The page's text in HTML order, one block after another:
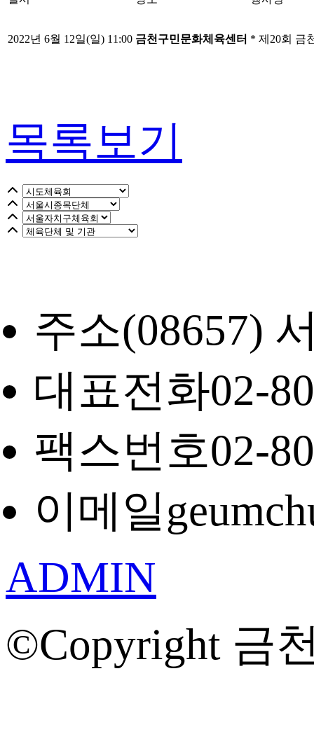
2022년 6월 12일(일) 11:00 금천구민문화체육센터 * 제20회 금
목록보기
주소(08657)
대표전화02-
팩스번호02-
이메일
ADMIN
©Copyright 금